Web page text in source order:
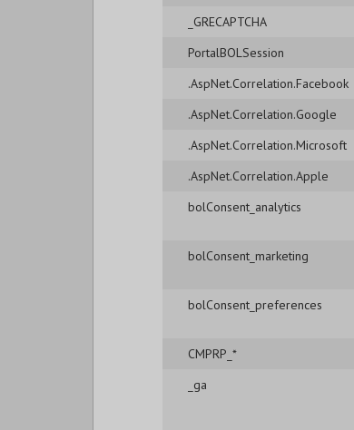
_GRECAPTCHA
PortalBOLSession
.AspNet.Correlation.Facebook
.AspNet.Correlation.Google
.AspNet.Correlation.Microsoft
.AspNet.Correlation.Apple
bolConsent_analytics
bolConsent_marketing
bolConsent_preferences
CMPRP_*
_ga